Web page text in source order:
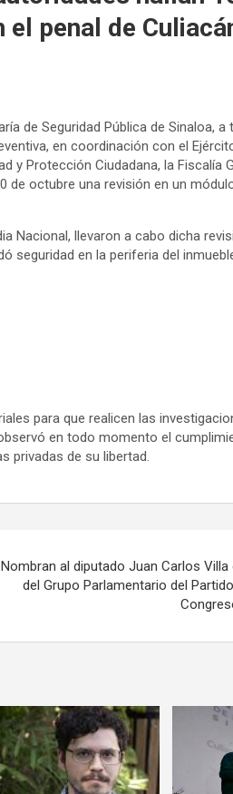
penal de
de Seguridad Pública de Sinaloa, a
en coordinación con el
y Protección Ciudadana, la Fiscalía
de octubre una revisión en un
Nacional, llevaron a cabo dicha
seguridad en la periferia del
para que realicen las
en todo momento el
privadas de su libertad.
Nombran al diputado Juan Carlos
del Grupo Parlamentario del